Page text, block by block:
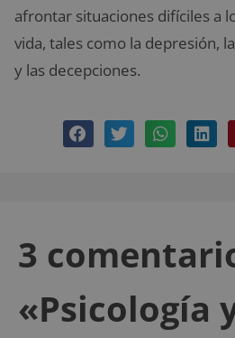
afrontar situaciones difíciles a
vida, tales como la depresión,
y las decepciones.
3
«Psicología